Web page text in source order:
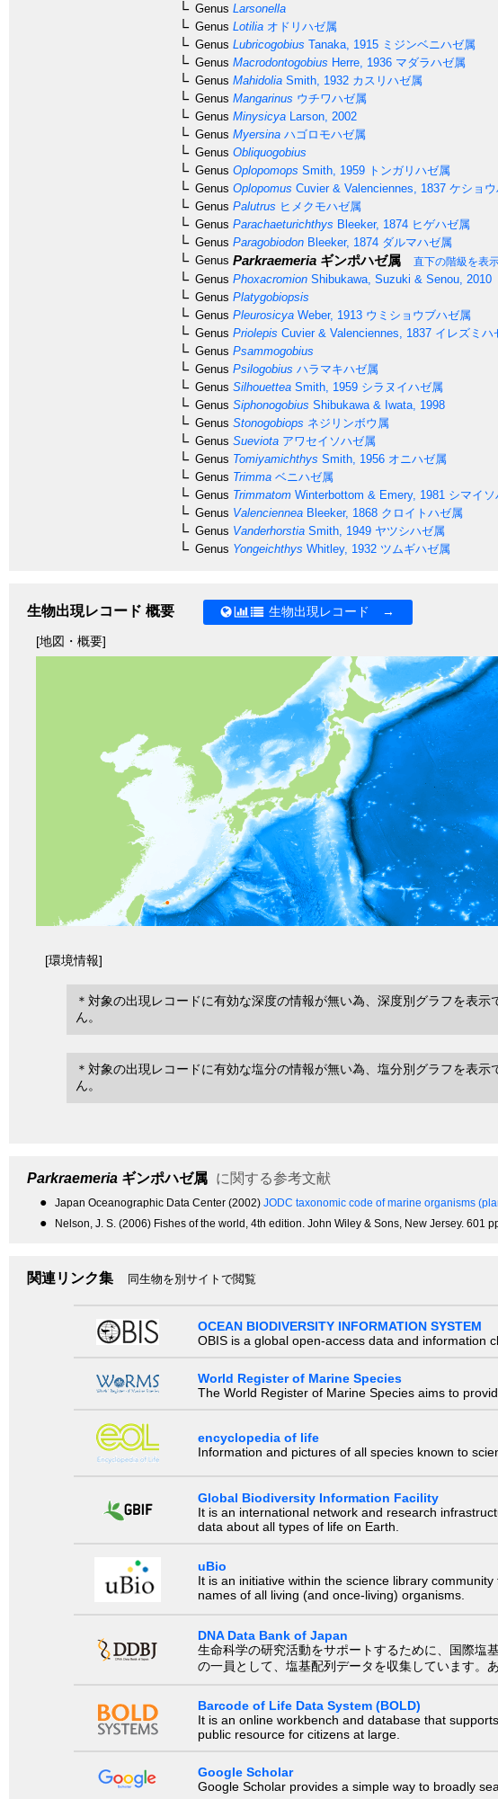
Genus Larsonella
Genus Lotilia オドリハゼ属
Genus Lubricogobius Tanaka, 1915 ミジンベニハゼ属
Genus Macrodontogobius Herre, 1936 マダラハゼ属
Genus Mahidolia Smith, 1932 カスリハゼ属
Genus Mangarinus ウチワハゼ属
Genus Minysicya Larson, 2002
Genus Myersina ハゴロモハゼ属
Genus Obliquogobius
Genus Oplopomops Smith, 1959 トンガリハゼ属
Genus Oplopomus Cuvier & Valenciennes, 1837 ケショ
Genus Palutrus ヒメクモハゼ属
Genus Parachaeturichthys Bleeker, 1874 ヒゲハゼ属
Genus Paragobiodon Bleeker, 1874 ダルマハゼ属
Genus Parkraemeria ギンポハゼ属 直下の階級を表
Genus Phoxacromion Shibukawa, Suzuki & Senou, 2010
Genus Platygobiopsis
Genus Pleurosicya Weber, 1913 ウミショウブハゼ属
Genus Priolepis Cuvier & Valenciennes, 1837 イレズミハ
Genus Psammogobius
Genus Psilogobius ハラマキハゼ属
Genus Silhouettea Smith, 1959 シラヌイハゼ属
Genus Siphonogobius Shibukawa & Iwata, 1998
Genus Stonogobiops ネジリンボウ属
Genus Sueviota アワセイソハゼ属
Genus Tomiyamichthys Smith, 1956 オニハゼ属
Genus Trimma ベニハゼ属
Genus Trimmatom Winterbottom & Emery, 1981 シマイソ
Genus Valenciennea Bleeker, 1868 クロイトハゼ属
Genus Vanderhorstia Smith, 1949 ヤツシハゼ属
Genus Yongeichthys Whitley, 1932 ツムギハゼ属
生物出現レコード 概要 生物出現レコード →
[地図・概要]
[環境情報]
＊対象の出現レコードに有効な深度の情報が無い為、深度別グラフを表示
ん。
＊対象の出現レコードに有効な塩分の情報が無い為、塩分別グラフを表示
ん。
Parkraemeria ギンポハゼ属 に関する参考文献
● Japan Oceanographic Data Center (2002) JODC taxonomic code of marine organisms
● Nelson, J. S. (2006) Fishes of the world, 4th edition. John Wiley & Sons, New Jersey. 601
関連リンク集 同生物を別サイトで閲覧
OCEAN BIODIVERSITY INFORMATION SYSTEM
OBIS is a global open-access data and information
World Register of Marine Species
The World Register of Marine Species aims to
encyclopedia of life
Information and pictures of all species known to
Global Biodiversity Information Facility
It is an international network and research
data about all types of life on Earth.
uBio
It is an initiative within the science library
names of all living (and once-living) organisms.
DNA Data Bank of Japan
生命科学の研究活動をサポートするために、国際
の一員として、塩基配列データを収集しています。
Barcode of Life Data System (BOLD)
It is an online workbench and database that
public resource for citizens at large.
Google Scholar
Google Scholar provides a simple way to broadly